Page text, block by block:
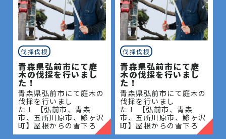
伐採伐根
青森県弘前市にて庭
木の伐採を行いまし
た！
青森県弘前市にて庭木の
伐採を行いまし
た！ 【弘前市、青森
市、五所川原市、鯵ヶ沢
町】屋根からの雪下ろ
し・除雪・排雪などの作
伐採伐根
青森県弘前市にて庭
木の伐採を行いまし
た！
青森県弘前市にて庭木の
伐採を行いまし
た！ 【弘前市、青森
市、五所川原市、鯵ヶ沢
町】屋根からの雪下ろ
し・除雪・排雪などの作